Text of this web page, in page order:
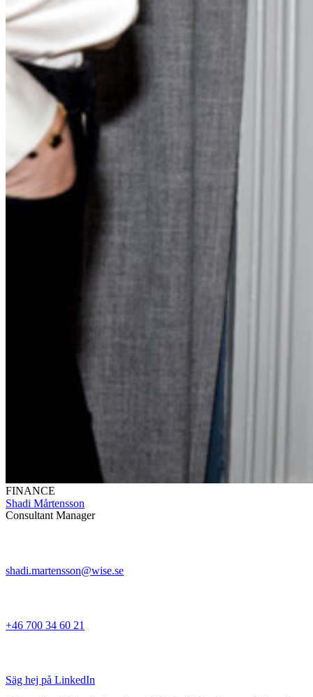
FINANCE
Shadi Mårtensson
Consultant Manager
shadi.martensson@wise.se
+46 700 34 60 21
Säg hej på LinkedIn